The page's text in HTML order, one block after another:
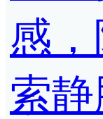
感
索